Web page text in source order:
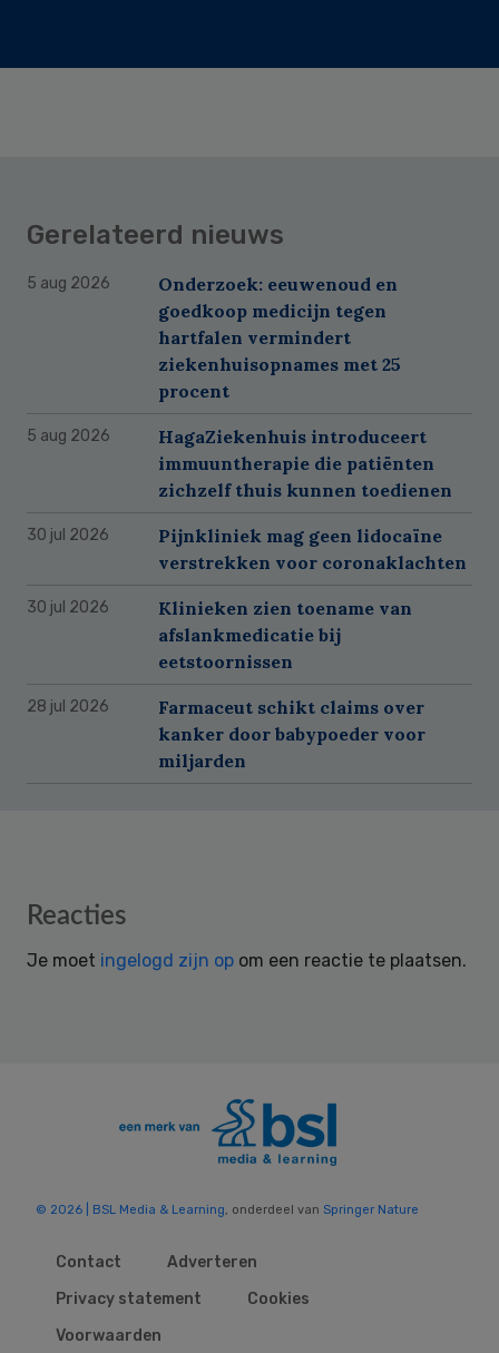
Gerelateerd nieuws
5 aug 2026
Onderzoek: eeuwenoud en
goedkoop medicijn tegen
hartfalen vermindert
ziekenhuisopnames met 25
procent
5 aug 2026
HagaZiekenhuis introduceert
immuuntherapie die patiënten
zichzelf thuis kunnen toedienen
30 jul 2026
Pijnkliniek mag geen lidocaïne
verstrekken voor coronaklachten
30 jul 2026
Klinieken zien toename van
afslankmedicatie bij
eetstoornissen
28 jul 2026
Farmaceut schikt claims over
kanker door babypoeder voor
miljarden
Reader
Reacties
Je moet ingelogd zijn op om een reactie te plaatsen.
© 2026 | BSL Media & Learning, onderdeel van Springer Nature
Contact
Adverteren
Privacy statement
Cookies
Voorwaarden